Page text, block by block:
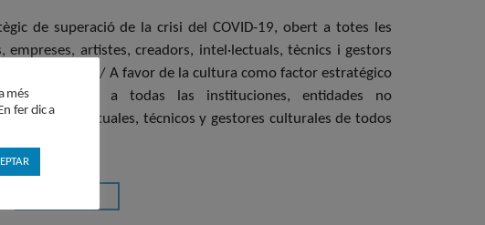
de superació de la crisi del COVID-19, obert a totes les
artistes, creadors, intel·lectuals, tècnics i gestors
Unió Europea / A favor de la cultura como factor estratégico
19, abierto a todas las instituciones, entidades no
intelectuales, técnicos y gestores culturales de todos
més
fer clic a